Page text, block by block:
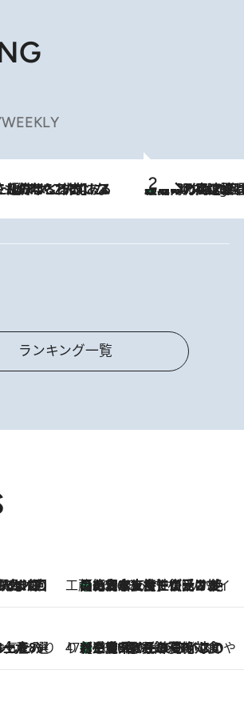
WEEKLY
2 Hours Ago
「湘南乃風に憧れて」観客大盛上がりの“タオル回し”に、ラッパー顔負けの高速歌唱まで…さだまさし（74）のアグレッシブすぎる現在地
ランキング一覧
ム 工藤まやのおもてなしハワイ
2026.8.6
【ハワイ土産】ローカルの絶大な支持で復活！ 絶品の幻クッキー《元ファンの日本人女性が受け継いだ名店》
ハワイ」で必須のお土産8選 47都道府県の手みやげ ひんやりスイーツで夏を満喫
2026.8.6
【三重県】この夏絶対食べたい 冷やしておいしいおやつ3選 お餅×アイスの新感覚スイーツ